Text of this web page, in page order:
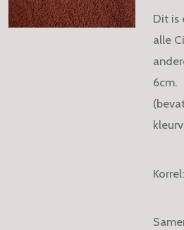
Dit is
alle
6cm.